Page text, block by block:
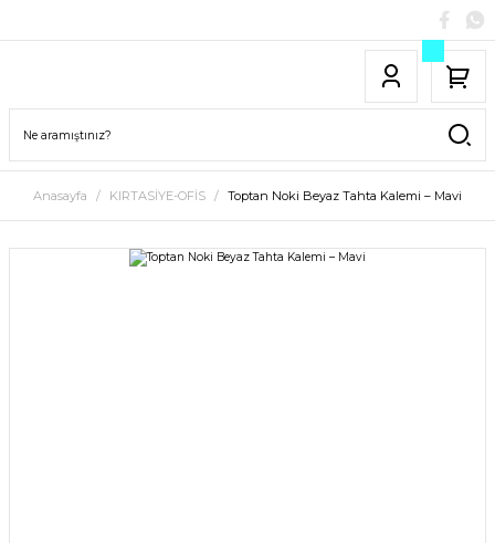
Anasayfa KIRTASİYE-OFİS Toptan Noki Beyaz Tahta Kalemi – Mavi